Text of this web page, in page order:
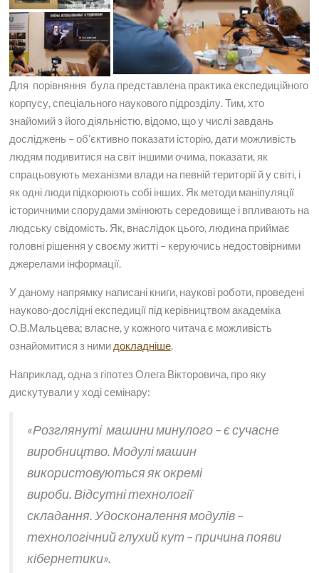
Для порівняння була представлена ​​практика експедиційного
корпусу, спеціального наукового підрозділу. Тим, хто
знайомий з його діяльністю, відомо, що у числі завдань
досліджень – об’єктивно показати історію, дати можливість
людям подивитися на світ іншими очима, показати, як
спрацьовують механізми влади на певній території й у світі, і
як одні люди підкорюють собі інших. Як методи маніпуляції
історичними спорудами змінюють середовище і впливають на
людську свідомість. Як, внаслідок цього, людина приймає
головні рішення у своєму житті – керуючись недостовірними
джерелами інформації.
У даному напрямку написані книги, наукові роботи, проведені
науково-дослідні експедиції під керівництвом академіка
О.В.Мальцева; власне, у кожного читача є можливість
ознайомитися з ними докладніше.
Наприклад, одна з гіпотез Олега Вікторовича, про яку
дискутували у ході семінару:
«Розглянуті машини минулого – є сучасне
виробництво. Модулі машин
використовуються як окремі
вироби. Відсутні технології
складання. Удосконалення модулів –
технологічний глухий кут – причина появи
кібернетики».